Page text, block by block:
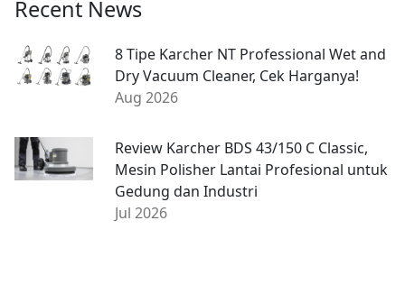
Recent News
8 Tipe Karcher NT Professional Wet and
Dry Vacuum Cleaner, Cek Harganya!
Aug 2026
Review Karcher BDS 43/150 C Classic,
Mesin Polisher Lantai Profesional untuk
Gedung dan Industri
Jul 2026